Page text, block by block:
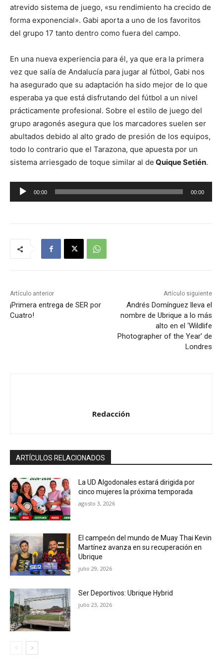
atrevido sistema de juego, «su rendimiento ha crecido de
forma exponencial». Gabi aporta a uno de los favoritos
del grupo 17 tanto dentro como fuera del campo.
En una nueva experiencia para él, ya que era la primera
vez que salía de Andalucía para jugar al fútbol, Gabi nos
ha asegurado que su adaptación ha sido mejor de lo que
esperaba ya que está disfrutando del fútbol a un nivel
prácticamente profesional. Sobre el estilo de juego del
grupo aragonés asegura que los marcadores suelen ser
abultados debido al alto grado de presión de los equipos,
todo lo contrario que el Tarazona, que apuesta por un
sistema arriesgado de toque similar al de Quique Setién.
e
t
o
r
00:00 00:00
Artículo anterior
¡Primera entrega de SER por
Cuatro!
Artículo siguiente
Andrés Domínguez lleva el
nombre de Ubrique a lo más
alto en el ‘Wildlife
Photographer of the Year’ de
Londres
Redacción
ARTÍCULOS RELACIONADOS
La UD Algodonales estará dirigida por
cinco mujeres la próxima temporada
agosto 3, 2026
El campeón del mundo de Muay Thai Kevin
Martínez avanza en su recuperación en
Ubrique
julio 29, 2026
Ser Deportivos: Ubrique Hybrid
julio 23, 2026